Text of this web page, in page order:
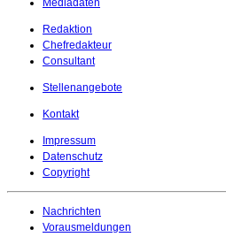
Redaktion
Chefredakteur
Consultant
Stellenangebote
Kontakt
Impressum
Datenschutz
Copyright
Nachrichten
Vorausmeldungen